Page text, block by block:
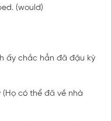
(would)
ấy chắc hẳn đã đậu kỳ
(Họ có thể đã về nhà